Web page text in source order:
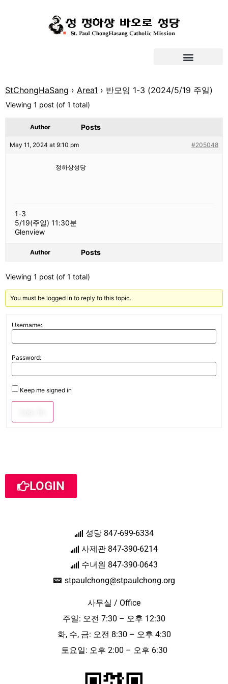
StChongHaSang › Area1 › 반모임 1-3 (2024/5/19 주일)
Viewing 1 post (of 1 total)
Author Posts
May 11, 2024 at 9:10 pm #205048
정하상성당
1-3
5/19(주일) 11:30분
Glenview
Author Posts
Viewing 1 post (of 1 total)
You must be logged in to reply to this topic.
Username:
Password:
Keep me signed in
LOGIN
성당 847-699-6334
사제관 847-390-6214
수녀원 847-390-0643
stpaulchong@stpaulchong.org
사무실 / Office
주일: 오전 7:30 – 오후 12:30
화, 수, 금: 오전 8:30 – 오후 4:30
토요일: 오후 2:00 – 오후 6:30